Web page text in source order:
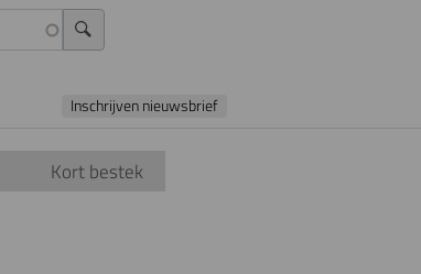
Inschrijven nieuwsbrief
Kort bestek